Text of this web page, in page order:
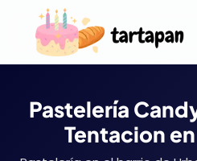
Pastelería
Tentacion